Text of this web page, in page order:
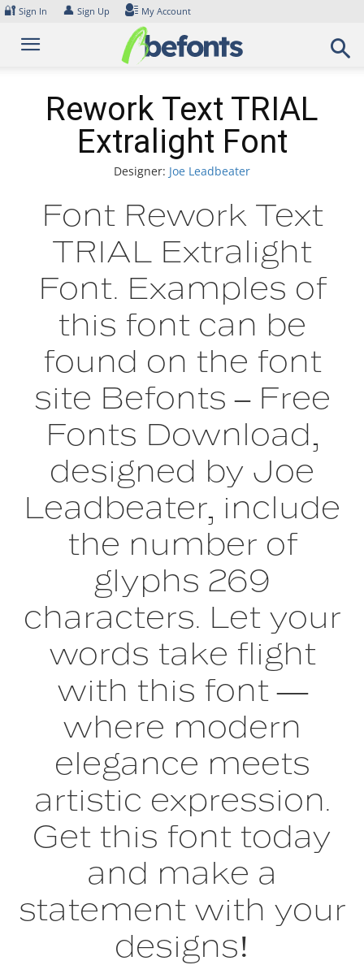
Skip
content
🔐 Sign In 👤 Sign Up My Account
Rework Text TRIAL
Extralight Font
Designer: Joe Leadbeater
Font Rework Text
TRIAL Extralight
Font. Examples of
this font can be
found on the font
site Befonts – Free
Fonts Download,
designed by Joe
Leadbeater, include
the number of
glyphs 269
characters. Let your
words take flight
with this font —
where modern
elegance meets
artistic expression.
Get this font today
and make a
statement with your
designs!